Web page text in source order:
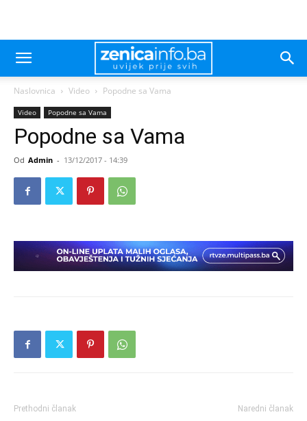
Naslovnica Video Popodne sa Vama
Video Popodne sa Vama
Popodne sa Vama
Od Admin - 13/12/2017 - 14:39
Prethodni članak Naredni članak